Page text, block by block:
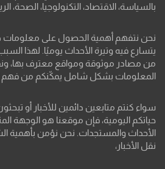
بالسياسة، الاقتصاد، التكنولوجيا، الصحة،
نحن نتفهم أهمية الحصول على معلومات
يتسارع فيه وتيرة الأحداث يوميًا. لهذا
من مصادر موثوقة ومواقع معترف بها،
المعلومات بشكل شامل يمكّنكم من فهم
سواء كنتم متابعين دائمين للأخبار أو
حياتكم اليومية، فإن موقعنا هو الوجهة
الأحداث والمستجدات. نحن نؤمن بأهمية
نقل الأخبار،